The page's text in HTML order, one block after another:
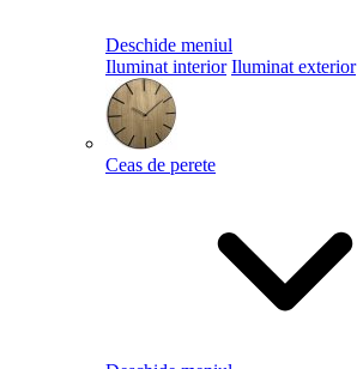
Deschide meniul
Iluminat interior Iluminat exterior
Ceas de perete